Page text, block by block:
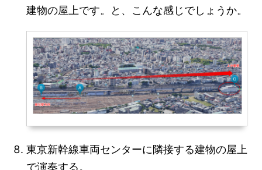
建物の屋上です。と、こんな感じでしょうか。
東京新幹線車両センターに隣接する建物の屋上
で演奏する。